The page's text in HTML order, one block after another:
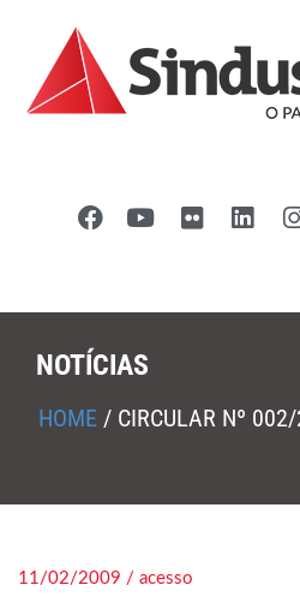
NOTÍCIAS
HOME / CIRCULAR Nº
11/02/2009 / acesso